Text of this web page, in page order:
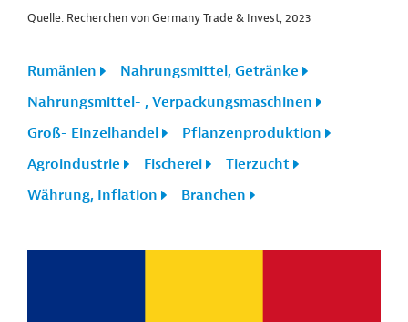
Quelle: Recherchen von Germany Trade & Invest, 2023
Rumänien
Nahrungsmittel, Getränke
Nahrungsmittel- , Verpackungsmaschinen
Groß- Einzelhandel
Pflanzenproduktion
Agroindustrie
Fischerei
Tierzucht
Währung, Inflation
Branchen